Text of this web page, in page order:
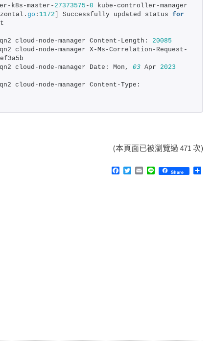
k8s-master- 27373575 -0 kube-controller-manager
go : 1172 Successfully updated status for
cloud-node-manager Content-Length: 20085
cloud-node-manager X-Ms-Correlation-Request-
cloud-node-manager Date: Mon, 03 Apr 2023
cloud-node-manager Content-Type:
(本頁面已被瀏覽過 471 次)
F
T
E
L
Share
分